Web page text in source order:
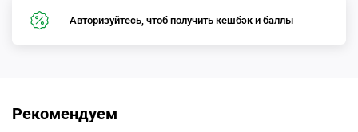
Авторизуйтесь, чтоб получить кешбэк и баллы
Рекомендуем